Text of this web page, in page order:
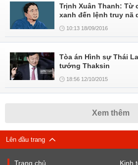
Trịnh Xuân Thanh: Từ
xanh đến lệnh truy nã
10:13 18/09/2016
Tòa án Hình sự Thái
tướng Thaksin
18:56 12/10/2015
Xem thêm
Lên đầu trang
Trang chủ Kinh